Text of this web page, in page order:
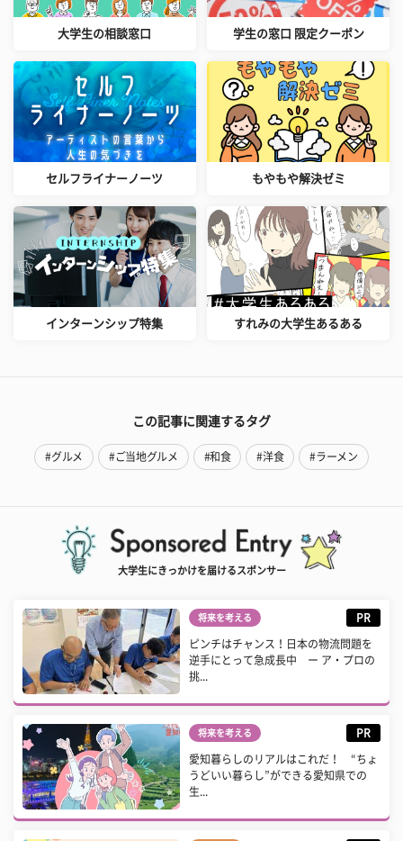
大学生の相談窓口 学生の窓口 限定クーポン
セルフライナーノーツ もやもや解決ゼミ
インターンシップ特集 すれみの大学生あるある
この記事に関連するタグ
#グルメ #ご当地グルメ #和食 #洋食 #ラーメン
大学生にきっかけを届けるスポンサー
将来を考える PR
ピンチはチャンス！日本の物流問題を
逆手にとって急成長中 ー ア・プロの
挑...
将来を考える PR
愛知暮らしのリアルはこれだ！ “ちょ
うどいい暮らし”ができる愛知県での
生...